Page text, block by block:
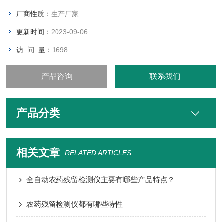
厂商性质：生产厂家
更新时间： 2023-09-06
访 问 量： 1698
产品咨询 联系我们
产品分类
相关文章 RELATED ARTICLES
全自动农药残留检测仪主要有哪些产品特点？
农药残留检测仪都有哪些特性